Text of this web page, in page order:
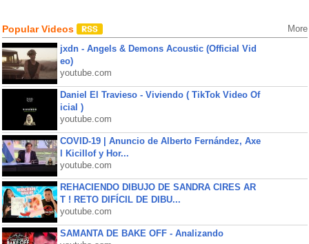
Popular Videos More
jxdn - Angels & Demons Acoustic (Official Vid
eo)
youtube.com
Daniel El Travieso - Viviendo ( TikTok Video Of
icial )
youtube.com
COVID-19 | Anuncio de Alberto Fernández, Axe
l Kicillof y Hor...
youtube.com
REHACIENDO DIBUJO DE SANDRA CIRES AR
T ! RETO DIFÍCIL DE DIBU...
youtube.com
SAMANTA DE BAKE OFF - Analizando